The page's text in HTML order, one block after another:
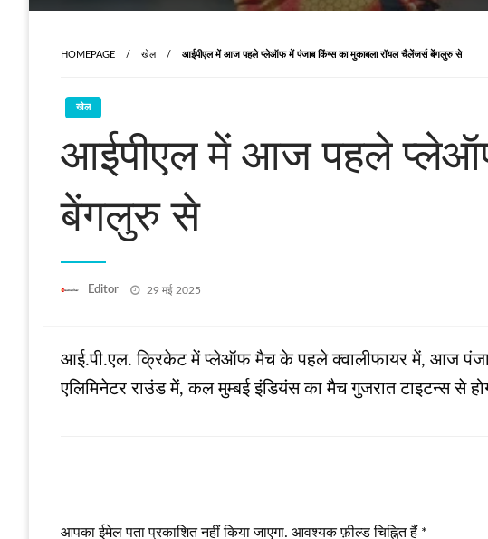
HOMEPAGE खेल आईपीएल में आज पहले प्‍लेऑफ में पंजाब किंग्स का मुकाबला रॉयल चैलेंजर्स बेंगलुरु से
खेल
आईपीएल में आज पहले
बेंगलुरु से
Editor
Posted
29 मई 2025
आई.पी.एल. क्रिकेट में प्‍लेऑफ मैच के पहले क्‍वालीफायर में, आज
एलिमिनेटर राउंड में, कल मुम्‍बई इंडियंस का मैच गुजरात टाइटन्‍स से
आपका ईमेल पता प्रकाशित नहीं किया जाएगा. आवश्यक फ़ील्ड चिह्नित हैं *